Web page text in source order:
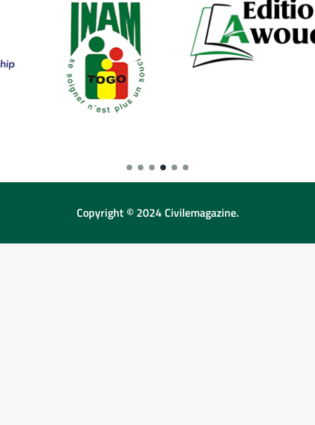
Copyright © 2024 Civilemagazine.